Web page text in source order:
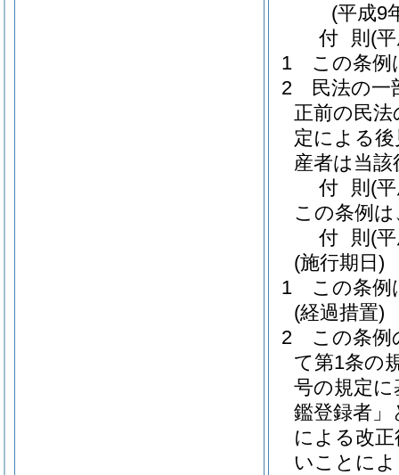
(平成9
付 則 (
1
この条例
2
民法の一
正前の民
定による
産者は当
付 則 (
この条例
付 則 (
(施行期日)
1
この条例
(経過措置)
2
この条例
て第1条の
号の規定
鑑登録者」
による改
いことに